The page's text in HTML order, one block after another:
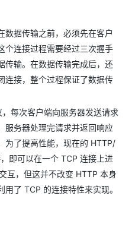
数据传输之前，必须先在客户
个连接过程需要经过三次握手
传输。在数据传输完成后，还
连接，整个过程保证了数据传
每次客户端向服务器发送请求
服务器处理完请求并返回响应
为了提高性能，现在的 HTTP/
即可以在一个 TCP 连接上进
互，但这并不改变 HTTP 本身
了 TCP 的连接特性来实现。